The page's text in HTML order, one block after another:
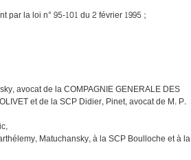
par la loi n° 95‑101 du 2 février 1995 ;
avocat de la COMPAGNIE GENERALE DES
et de la SCP Didier, Pinet, avocat de M. P.
Matuchansky, à la SCP Boulloche et à la